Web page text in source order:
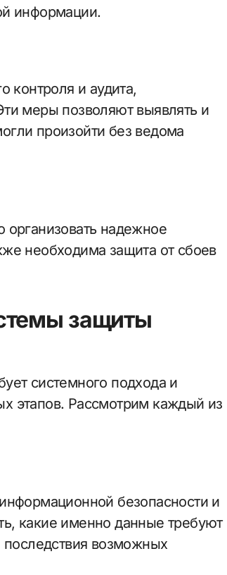
информации.
контроля и аудита,
меры позволяют выявлять и
произойти без ведома
надежное
необходима защита от сбоев
защиты
системного подхода и
этапов. Рассмотрим каждый из
безопасности и
какие именно данные требуют
возможных